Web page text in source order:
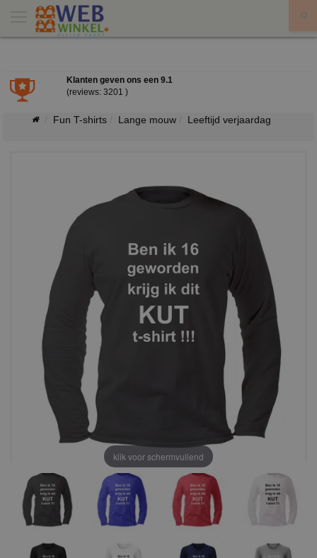
Klanten geven ons een 9.1
(reviews: 3201 )
Fun T-shirts Lange mouw Leeftijd verjaardag
klik voor schermvullend